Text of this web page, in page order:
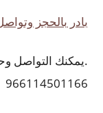
بادر بالحجز
.يمكنك التواصل
966114501166